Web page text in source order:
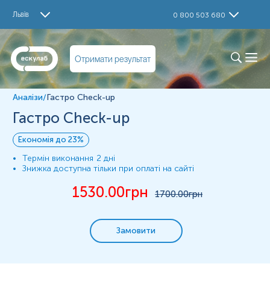
Львів 0 800 503 680
Отримати результат
Ig G до Хелікобактер пілорі (Helicobacter Pylori)
Амілаза
Ліпаза
Феритин
Пакет №234. Здорова печінка
Загальний аналіз крові (ЗАК автоматизований)
сироватка крові
цільна кров ЗАК
Одиниці вимірювання, референтні значення та діапазон
вимірювань можуть змінюватися у відповідності до зміни
Аналізи/Гастро Check-up
Гастро Check-up
Економія до 23%
Термін виконання 2 дні
Знижка доступна тільки при оплаті на сайті
1530.00грн 1700.00грн
Замовити